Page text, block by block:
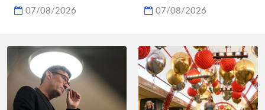
07/08/2026 07/08/2026